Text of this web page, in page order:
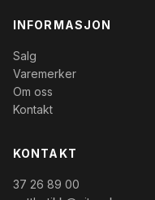
INFORMASJON
Salg
Varemerker
Om oss
Kontakt
KONTAKT
37 26 89 00